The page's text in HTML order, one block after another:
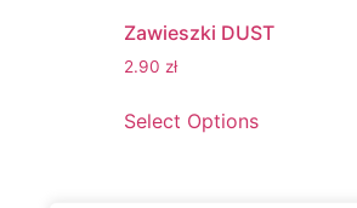
Zawieszki DUST
2.90 zł
Select Options